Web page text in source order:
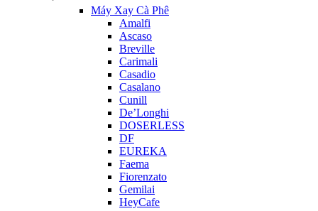
Máy Xay Cà Phê
Amalfi
Ascaso
Breville
Carimali
Casadio
Casalano
Cunill
De’Longhi
DOSERLESS
DF
EUREKA
Faema
Fiorenzato
Gemilai
HeyCafe